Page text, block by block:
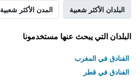
البلدان الأكثر شعبية المدن الأكثر شعبية
البلدان التي يبحث عنها مستخدمونا
الفنادق في المغرب
الفنادق في قطر